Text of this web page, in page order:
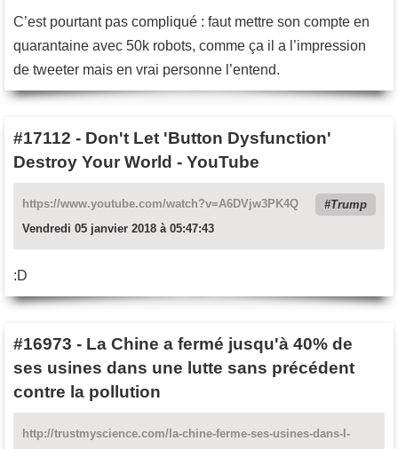
C’est pourtant pas compliqué : faut mettre son compte en
quarantaine avec 50k robots, comme ça il a l’impression
de tweeter mais en vrai personne l’entend.
#17112 - Don't Let 'Button Dysfunction'
Destroy Your World - YouTube
https://www.youtube.com/watch?v=A6DVjw3PK4Q
Trump
Vendredi 05 janvier 2018 à 05:47:43
:D
#16973 - La Chine a fermé jusqu'à 40% de
ses usines dans une lutte sans précédent
contre la pollution
http://trustmyscience.com/la-chine-ferme-ses-usines-dans-l-